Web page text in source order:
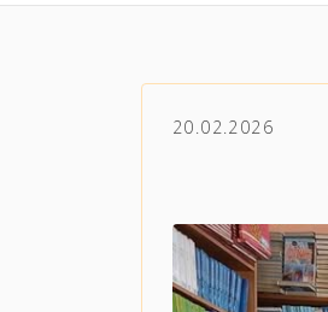
20.02.2026